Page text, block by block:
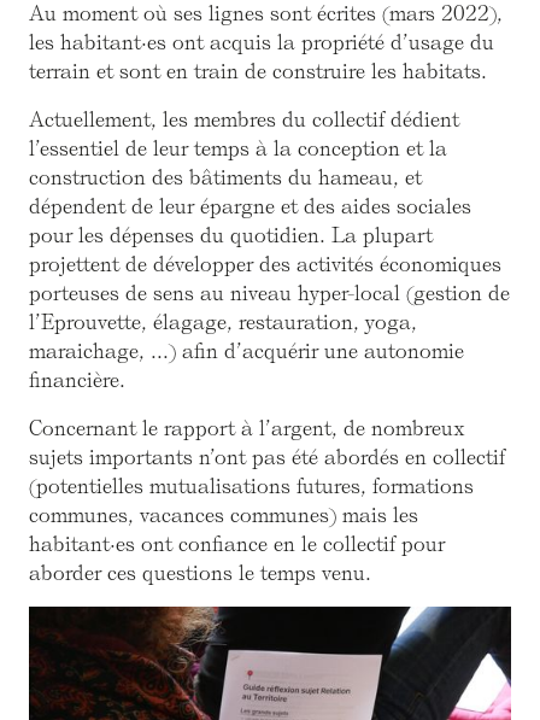
Au moment où ses lignes sont écrites (mars 2022),
les habitant·es ont acquis la propriété d’usage du
terrain et sont en train de construire les habitats.
Actuellement, les membres du collectif dédient
l’essentiel de leur temps à la conception et la
construction des bâtiments du hameau, et
dépendent de leur épargne et des aides sociales
pour les dépenses du quotidien. La plupart
projettent de développer des activités économiques
porteuses de sens au niveau hyper-local (gestion de
l’Eprouvette, élagage, restauration, yoga,
maraichage, ...) afin d’acquérir une autonomie
financière.
Concernant le rapport à l’argent, de nombreux
sujets importants n’ont pas été abordés en collectif
(potentielles mutualisations futures, formations
communes, vacances communes) mais les
habitant·es ont confiance en le collectif pour
aborder ces questions le temps venu.